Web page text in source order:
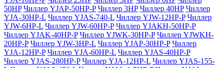
50HP Чиллер YJAP-50HP-P Чиллер 3HP Чиллер 40HP Чиллер
YJA-30HP-L Чиллер YJAS-740-L Чиллер YJW-12HP-P Чиллер
YJW-6HP-L Чиллер YJW-60HP-P Чиллер YJAKH-50HP-P
Чиллер YJAK-40HP-P Чиллер YJWK-30HP-P Чиллер YJWKH-
20HP-P Чиллер YJW-3HP-L Чиллер YJAP-30HP-P Чиллер
YJA-12HP-P Чиллер YJA-60HP-L Чиллер YJAS-40HP-P
Чиллер YJAS-280HP-P Чиллер YJA-12HP-L Чиллер YJAS-155-